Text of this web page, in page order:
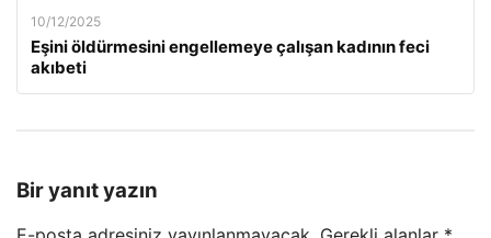
10/12/2025
Eşini öldürmesini engellemeye çalışan kadının feci
akıbeti
Bir yanıt yazın